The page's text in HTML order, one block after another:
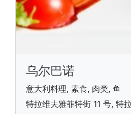
乌尔巴诺
意大利料理, 素食, 肉类, 鱼
特拉维夫雅菲特街 11 号, 特